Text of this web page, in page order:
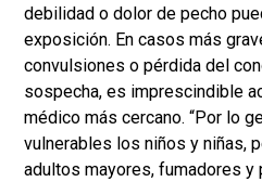
debilidad o dolor de pecho
exposición. En casos más
convulsiones o pérdida del
sospecha, es imprescindible
médico más cercano. “Por lo
vulnerables los niños y niñas,
adultos mayores, fumadores y